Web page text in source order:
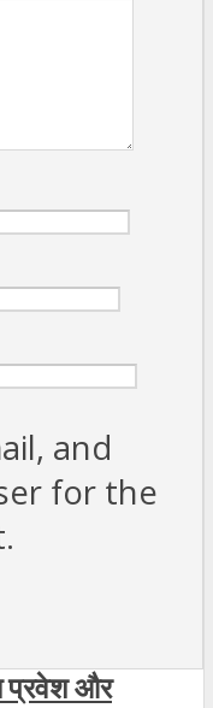
and
for the
प्रवेश और